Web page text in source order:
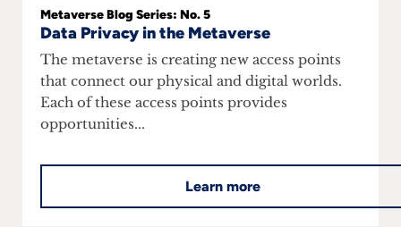
Metaverse Blog Series: No. 5
Data Privacy in the Metaverse
The metaverse is creating new access points
that connect our physical and digital worlds.
Each of these access points provides
opportunities...
Learn more